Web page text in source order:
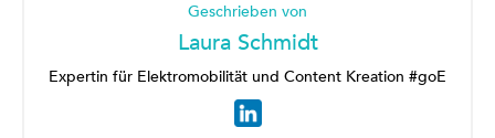
Geschrieben von
Laura Schmidt
Expertin für Elektromobilität und Content Kreation #goE